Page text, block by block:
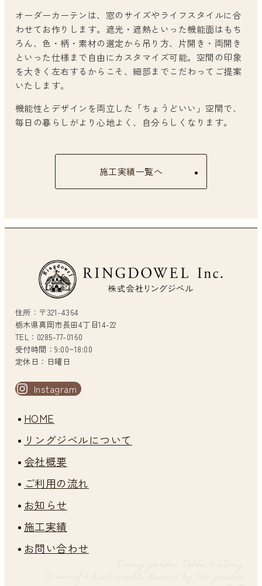
オーダーカーテンは、窓のサイズやライフスタイルに合
わせてお作りします。遮光・遮熱といった機能面はもち
ろん、色・柄・素材の選定から吊り方、片開き・両開き
といった仕様まで自由にカスタマイズ可能。空間の印象
を大きく左右するからこそ、細部までこだわってご提案
いたします。
機能性とデザインを両立した「ちょうどいい」空間で、
毎日の暮らしがより心地よく、自分らしくなります。
施工実績一覧へ
住所：〒321-4364
栃木県真岡市長田4丁目14-22
TEL：0285-77-0160
受付時間：9:00~18:00
定休日：日曜日
Instagram
HOME
リングジベルについて
会社概要
ご利用の流れ
お知らせ
施工実績
お問い合わせ